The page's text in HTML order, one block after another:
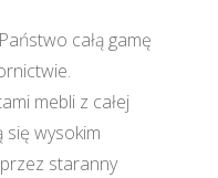
całą gamę
mebli z całej
się wysokim
staranny